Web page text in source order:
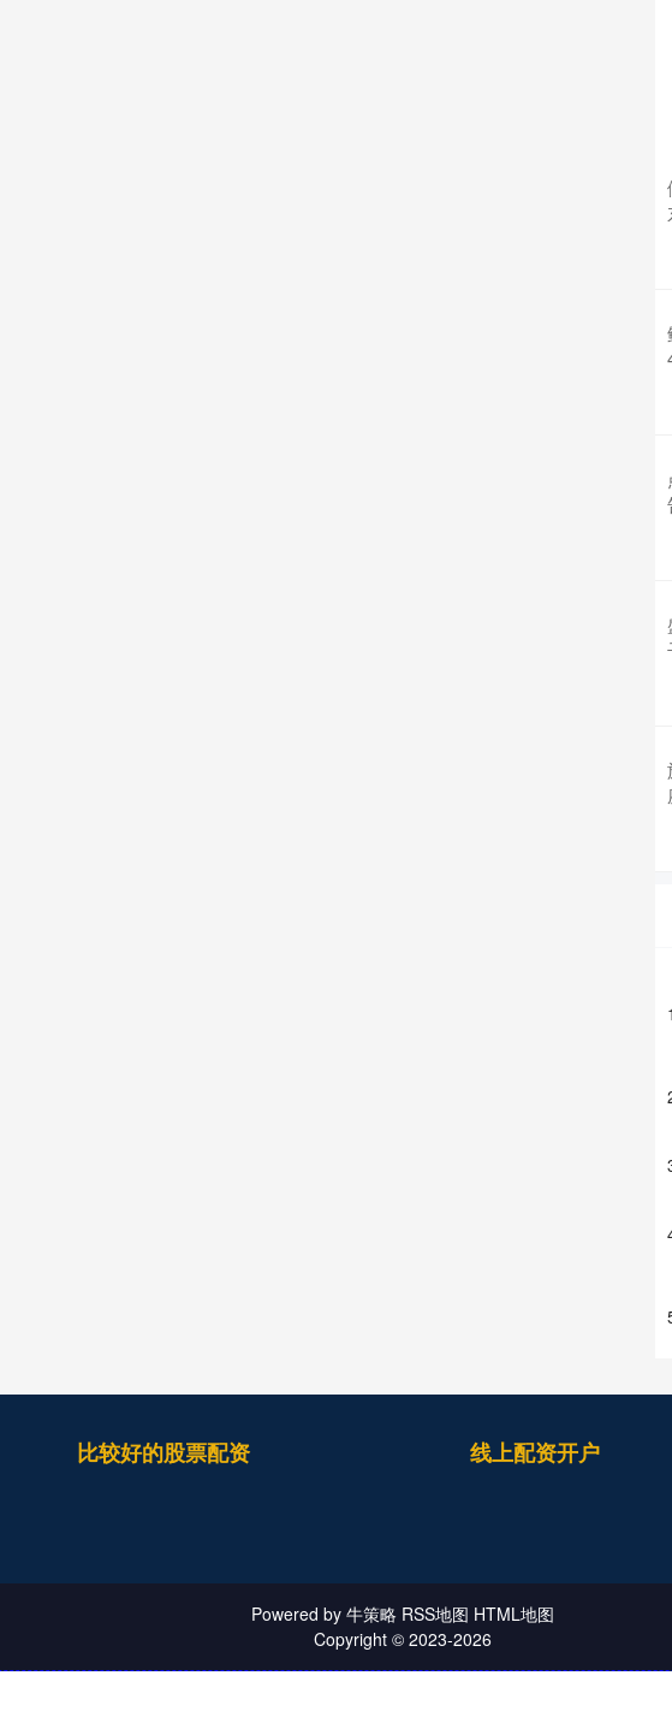
比较好的股票配资 线上配资开户
Powered by 牛策略 RSS地图 HTML地图
Copyright © 2023-2026